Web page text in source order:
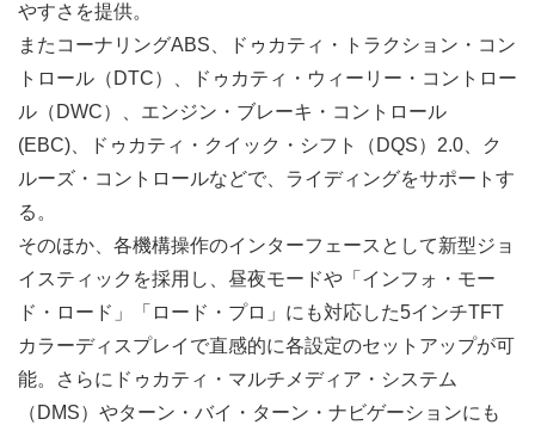
やすさを提供。
またコーナリングABS、ドゥカティ・トラクション・コン
トロール（DTC）、ドゥカティ・ウィーリー・コントロー
ル（DWC）、エンジン・ブレーキ・コントロール
(EBC)、ドゥカティ・クイック・シフト（DQS）2.0、ク
ルーズ・コントロールなどで、ライディングをサポートす
る。
そのほか、各機構操作のインターフェースとして新型ジョ
イスティックを採用し、昼夜モードや「インフォ・モー
ド・ロード」「ロード・プロ」にも対応した5インチTFT
カラーディスプレイで直感的に各設定のセットアップが可
能。さらにドゥカティ・マルチメディア・システム
（DMS）やターン・バイ・ターン・ナビゲーションにも